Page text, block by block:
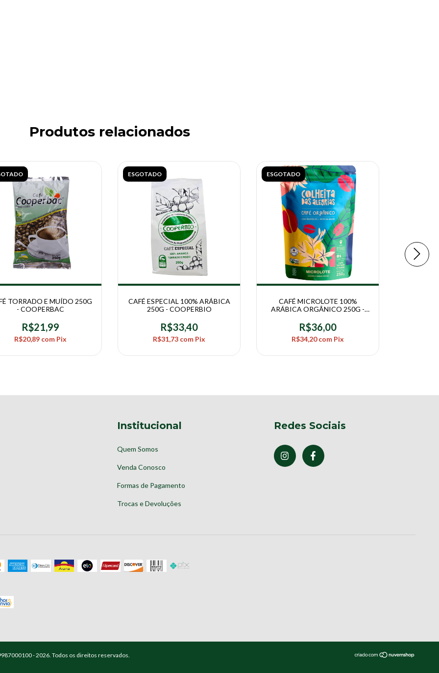
Produtos relacionados
TORRADO E MUÍDO 250G
- COOPERBAC
R$21,99
R$20,89 com Pix
ESGOTADO
CAFÉ ESPECIAL 100% ARÁBICA
250G - COOPERBIO
R$33,40
R$31,73 com Pix
ESGOTADO
CAFÉ MICROLOTE 100%
ARÁBICA ORGÂNICO 250G -
R$36,00
R$34,20com Pix
Institucional
Quem Somos
Venda Conosco
Formas de Pagamento
Trocas e Devoluções
Redes Sociais
- 2026. Todos os direitos reservados.